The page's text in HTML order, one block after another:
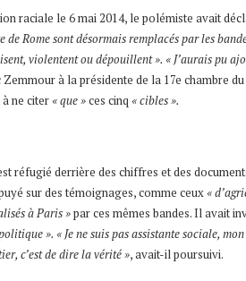
raciale le 6 mai 2014, le polémiste avait
Rome sont désormais remplacés par les
violentent ou dépouillent ». « J’aurais pu
Zemmour à la présidente de la 17e chambre
ne citer« que »ces cinq « cibles ».
réfugié derrière des chiffres et des
sur des témoignages, comme ceux«
à Paris »par ces mêmes bandes. Il avait
». « Je ne suis pas assistante sociale,
c’est de dire la vérité », avait-il poursuivi.